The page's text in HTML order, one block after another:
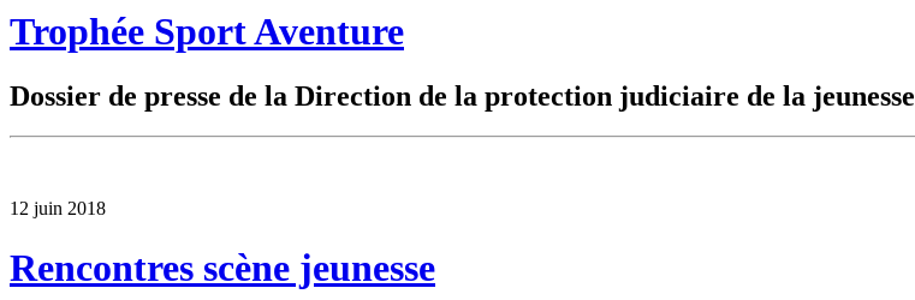
Trophée Sport Aventure
Dossier de presse de la Direction de la protection judiciaire de la jeunesse
12 juin 2018
Rencontres scène jeunesse